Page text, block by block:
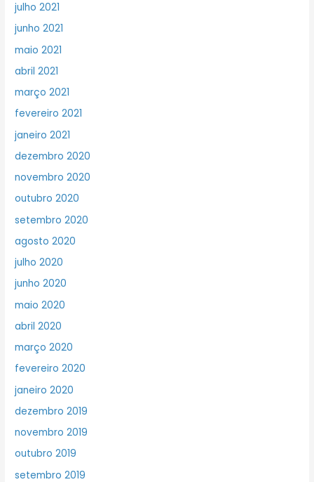
julho 2021
junho 2021
maio 2021
abril 2021
março 2021
fevereiro 2021
janeiro 2021
dezembro 2020
novembro 2020
outubro 2020
setembro 2020
agosto 2020
julho 2020
junho 2020
maio 2020
abril 2020
março 2020
fevereiro 2020
janeiro 2020
dezembro 2019
novembro 2019
outubro 2019
setembro 2019